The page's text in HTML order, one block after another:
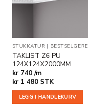
STUKKATUR | BESTSELGERE
TAKLIST Z6 PU
124X124X2000MM
kr 740 /m
kr1 480 STK
LEGG I HANDLEKURV